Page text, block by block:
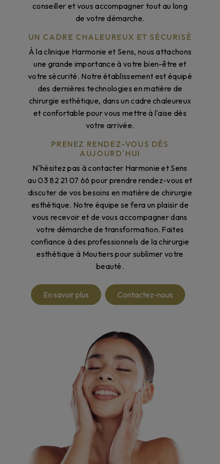
conseiller et vous accompagner tout au long
de votre démarche.
UN CADRE CHALEUREUX ET SÉCURISÉ
À la clinique Harmonie et Sens, nous attachons
une grande importance à votre bien-être et
votre sécurité. Notre établissement est équipé
des dernières technologies en matière de
chirurgie esthétique, dans un cadre chaleureux
et confortable pour vous mettre à l'aise dès
votre arrivée.
PRENEZ RENDEZ-VOUS DÈS
AUJOURD'HUI
N'hésitez pas à contacter Harmonie et Sens
au 03 82 21 07 66 pour prendre rendez-vous et
discuter de vos besoins en matière de chirurgie
esthétique. Notre équipe se fera un plaisir de
vous recevoir et de vous accompagner dans
votre démarche de transformation. Faites
confiance à des professionnels de la chirurgie
esthétique à Moutiers pour sublimer votre
beauté.
En savoir plus Contactez-nous